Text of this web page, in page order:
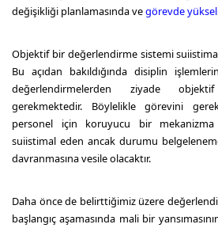
değişikliği planlamasında vegörevde
Objektif bir değerlendirme sistemi
Bu açıdan bakıldığında disiplin
değerlendirmelerden ziyade
gerekmektedir. Böylelikle görevini
personel için koruyucu bir
suiistimal eden ancak durumu
davranmasına vesile olacaktır.
Daha önce de belirttiğimiz üzere
başlangıç aşamasında mali bir